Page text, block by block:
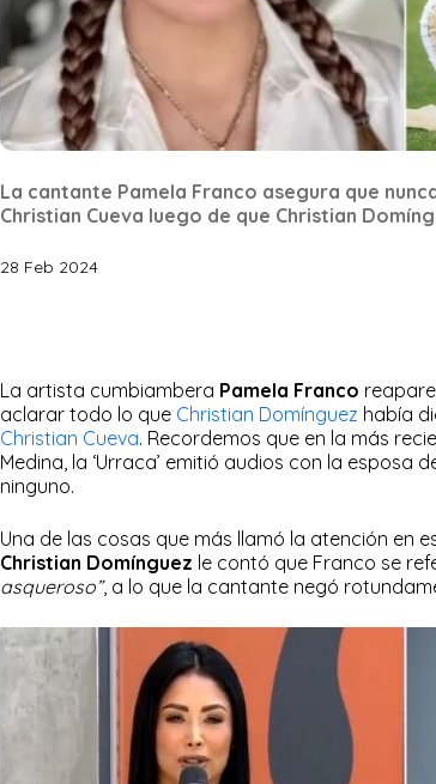
La cantante Pamela Franco asegura que
Christian Cueva luego de que Christian
28 Feb 2024
La artista cumbiambera Pamela Franco
aclarar todo lo que Christian Domínguez había
Christian Cueva. Recordemos que en la más
Medina, la ‘Urraca’ emitió audios con la esposa
ninguno.
Una de las cosas que más llamó la atención en
Christian Domínguez le contó que Franco se
asqueroso”, a lo que la cantante negó